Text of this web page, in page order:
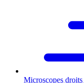
Microscopes droits